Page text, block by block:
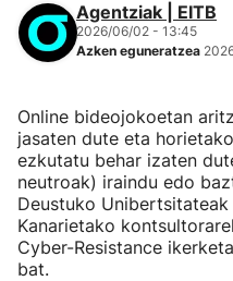
Agentziak | EITB
2026/06/02 - 13:45
Azken eguneratzea
Online bideojokoetan
jasaten dute eta
ezkutatu behar izaten
neutroak) iraindu edo
Deustuko
Kanarietako
Cyber-Resistance
bat.